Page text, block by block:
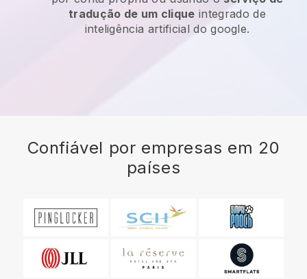
tradução de um clique integrado de
inteligência artificial do google.
Confiável por empresas em 20
países